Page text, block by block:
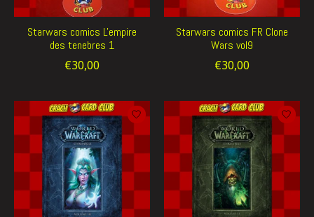
Starwars comics L'empire
des tenebres 1
€30,00
Starwars comics FR Clone
Wars vol9
€30,00